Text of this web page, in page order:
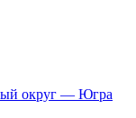
округ — Югра